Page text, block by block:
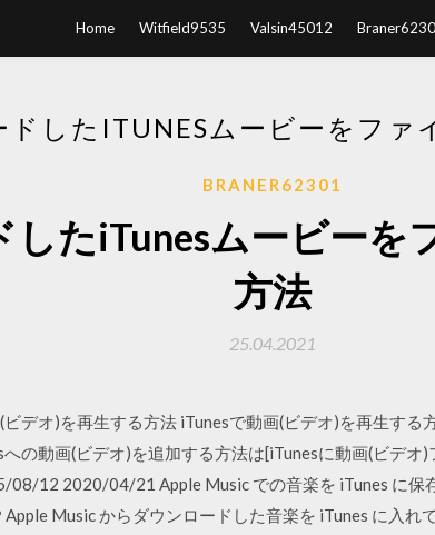
Home Witfield9535 Valsin45012
ドしたITUNESムービーをファ
BRANER62301
したiTunesムービーを
方法
25.04.2021
デオ)を再生する方法 iTunesで動画(ビデオ)を再生する
の動画(ビデオ)を追加する方法は[iTunesに動画(ビデオ)
12 2020/04/21 Apple Music での音楽を iTunes に保
Music からダウンロードした音楽を iTunes に入